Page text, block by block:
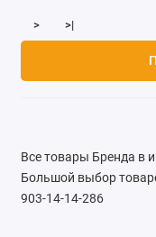
> >|
Все товары Бренда в
Большой выбор
903-14-14-286